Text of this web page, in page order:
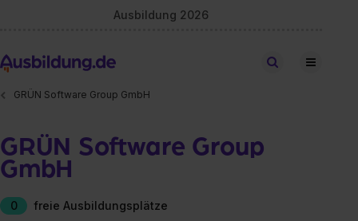
Ausbildung 2026
Stellen finden
GRÜN Software Group GmbH
GRÜN Software Group
GmbH
0
freie Ausbildungsplätze